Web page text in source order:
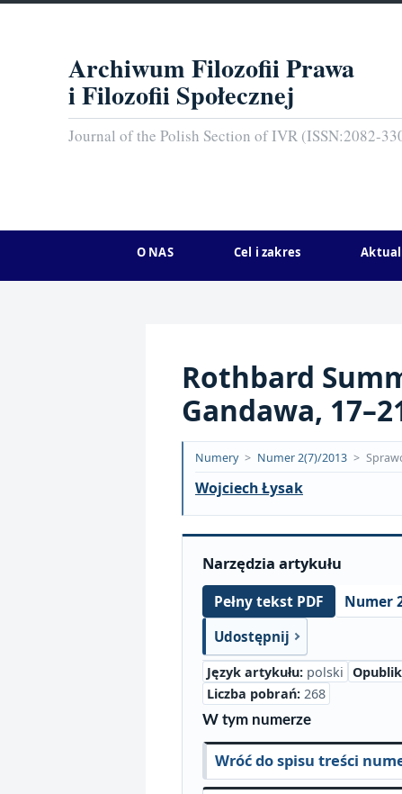
Archiwum Filozofii Prawa
i Filozofii Społecznej
Journal of the Polish Section of IVR (ISSN:2082-
O NAS Cel i zakres
Rothbard
Gandawa,
Opublikowano:
2018-
09-
20
Numery > Numer 2(7)/2013 >
Wojciech Łysak
Narzędzia artykułu
Pełny tekst PDF Numer
Udostępnij
Język artykułu: polski
Liczba pobrań: 268
W tym numerze
Wróć do spisu treści